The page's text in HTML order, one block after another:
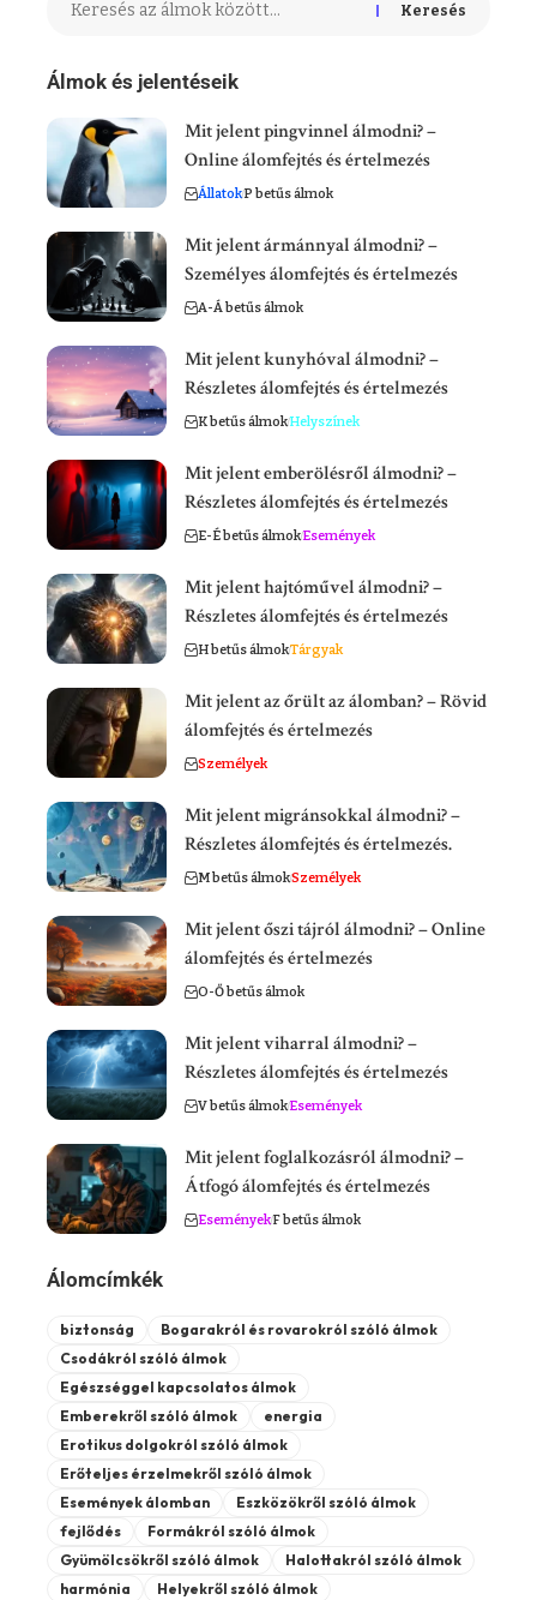
Keresés
Álmok és jelentéseik
Mit jelent pingvinnel álmodni? –
Online álomfejtés és értelmezés
ÁllatokP betűs álmok
Mit jelent ármánnyal álmodni? –
Személyes álomfejtés és értelmezés
A-Á betűs álmok
Mit jelent kunyhóval álmodni? –
Részletes álomfejtés és értelmezés
K betűs álmokHelyszínek
Mit jelent emberölésről álmodni? –
Részletes álomfejtés és értelmezés
E-É betűs álmokEsemények
Mit jelent hajtóművel álmodni? –
Részletes álomfejtés és értelmezés
H betűs álmokTárgyak
Mit jelent az őrült az álomban? – Rövid
álomfejtés és értelmezés
Személyek
Mit jelent migránsokkal álmodni? –
Részletes álomfejtés és értelmezés.
M betűs álmokSzemélyek
Mit jelent őszi tájról álmodni? – Online
álomfejtés és értelmezés
O-Ő betűs álmok
Mit jelent viharral álmodni? –
Részletes álomfejtés és értelmezés
V betűs álmokEsemények
Mit jelent foglalkozásról álmodni? –
Átfogó álomfejtés és értelmezés
EseményekF betűs álmok
Álomcímkék
biztonság
Bogarakról és rovarokról szóló álmok
Csodákról szóló álmok
Egészséggel kapcsolatos álmok
Emberekről szóló álmok
energia
Erotikus dolgokról szóló álmok
Erőteljes érzelmekről szóló álmok
Események álomban
Eszközökről szóló álmok
fejlődés
Formákról szóló álmok
Gyümölcsökről szóló álmok
Halottakról szóló álmok
harmónia
Helyekről szóló álmok